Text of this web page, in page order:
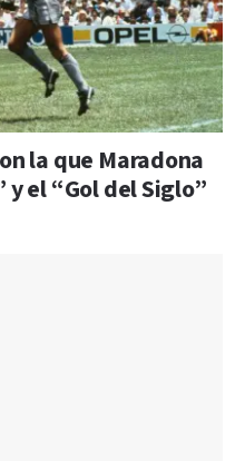
la que Maradona
y el “Gol del Siglo”